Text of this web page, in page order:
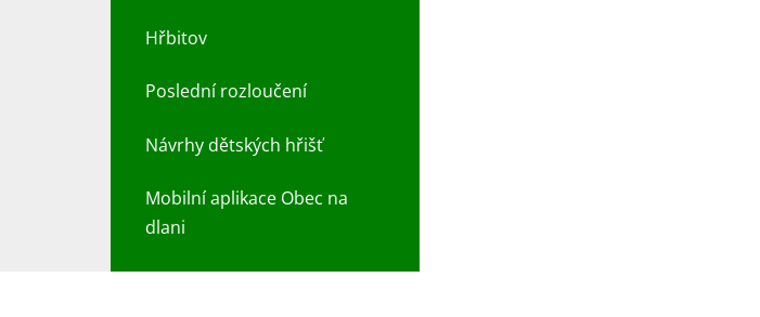
Hřbitov
Poslední rozloučení
Návrhy dětských hřišť
Mobilní aplikace Obec na
dlani